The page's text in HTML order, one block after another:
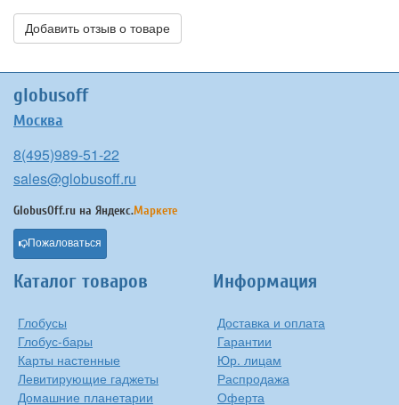
Добавить отзыв о товаре
globusoff
Москва
8(495)989-51-22
sales@globusoff.ru
GlobusOff.ru на Яндекс.Маркете
Пожаловаться
Каталог товаров
Глобусы
Глобус-бары
Карты настенные
Левитирующие гаджеты
Домашние планетарии
Информация
Доставка и оплата
Гарантии
Юр. лицам
Распродажа
Оферта